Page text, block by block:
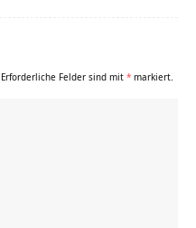
Erforderliche Felder sind mit * markiert.